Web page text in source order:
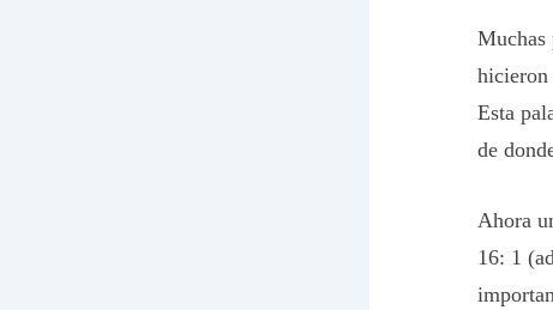
Muchas
hicieron
Esta
de
Ahora
16: 1